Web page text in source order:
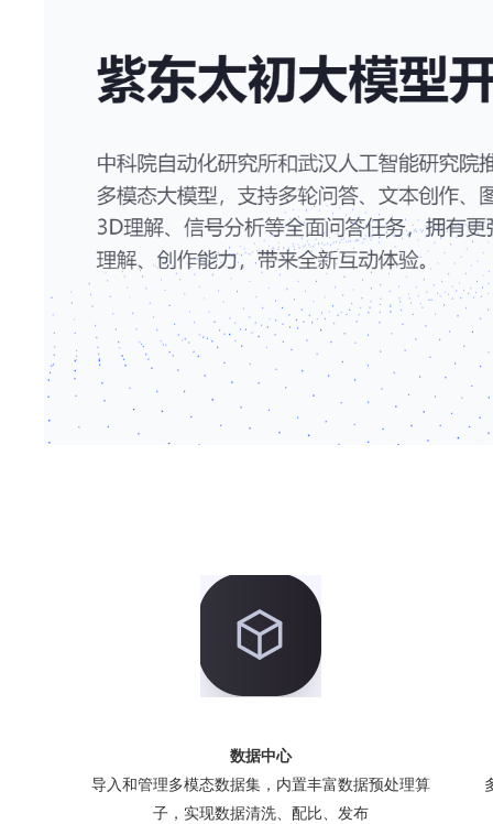
数据中心
导入和管理多模态数据集，内置丰富数据预处理算
子，实现数据清洗、配比、发布